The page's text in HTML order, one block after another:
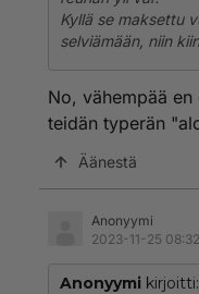
Kyllä se maksettu
selviämään, niin
No, vähempää
teidän typerän
Äänestä
Anonyymi
2023-11-25
Anonyymi kirjoitti: